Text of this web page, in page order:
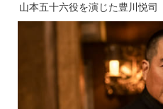
山本五十六役を演じた豊川悦司